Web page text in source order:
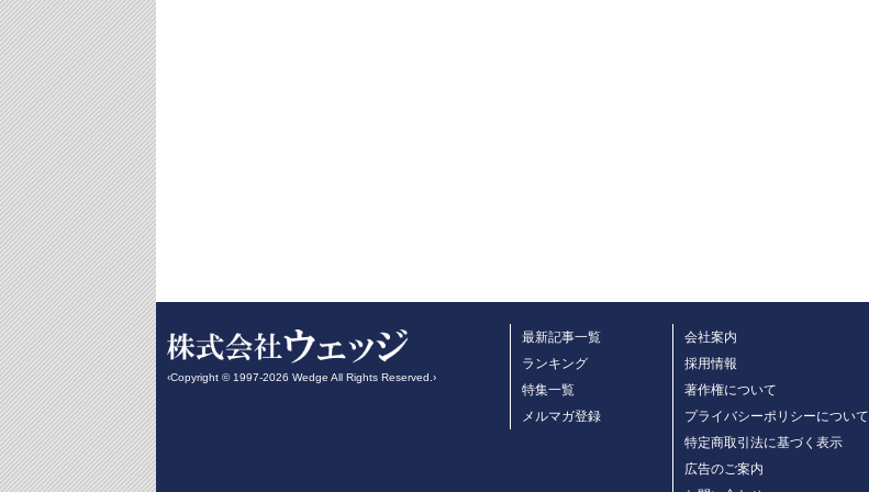
‹Copyright © 1997-2026 Wedge All Rights Reserved.›
最新記事一覧
ランキング
特集一覧
メルマガ登録
会社案内
採用情報
著作権について
プライバシーポリシーについて
特定商取引法に基づく表示
広告のご案内